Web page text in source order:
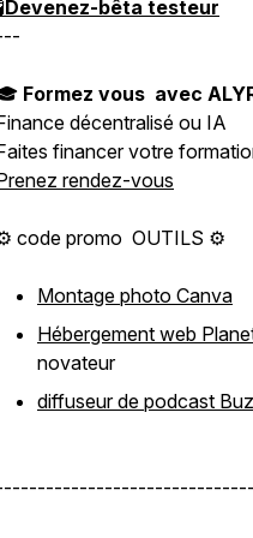
Devenez-bêta testeur
Formez vous avec
décentralisé ou IA
financer votre
rendez-vous
code promo OUTILS ⚙️
Montage photo Canva
Hébergement web
novateur
diffuseur de podcast